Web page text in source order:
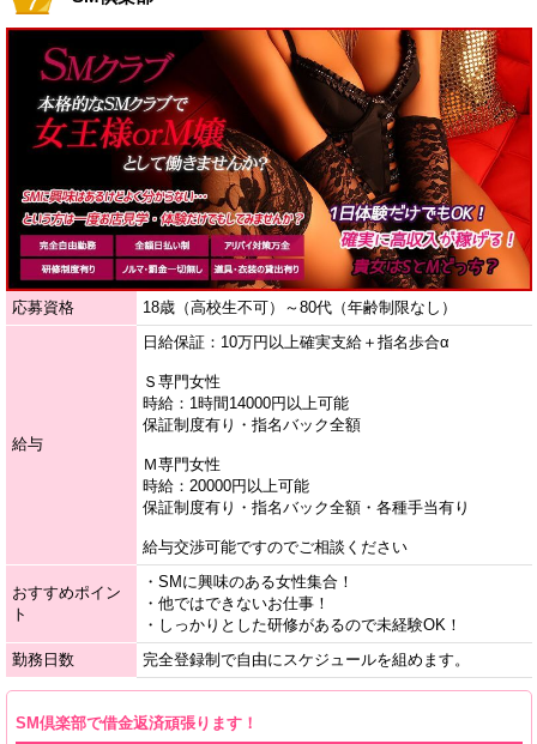
応募資格 18歳（高校生不可）～80代（年齢制限なし）
給与
日給保証：10万円以上確実支給＋指名歩合α
Ｓ専門女性
時給：1時間14000円以上可能
保証制度有り・指名バック全額
Ｍ専門女性
時給：20000円以上可能
保証制度有り・指名バック全額・各種手当有り
給与交渉可能ですのでご相談ください
おすすめポイン
ト
・SMに興味のある女性集合！
・他ではできないお仕事！
・しっかりとした研修があるので未経験OK！
勤務日数
完全登録制で自由にスケジュールを組めます。
SM倶楽部で借金返済頑張ります！